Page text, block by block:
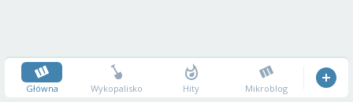
Główna Wykopalisko Hity Mikroblog